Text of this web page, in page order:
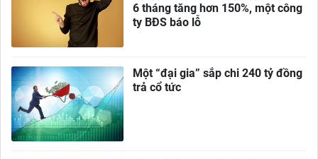
6 tháng tăng hơn 150%, một công
ty BĐS báo lỗ
Một “đại gia” sắp chi 240 tỷ đồng
trả cổ tức